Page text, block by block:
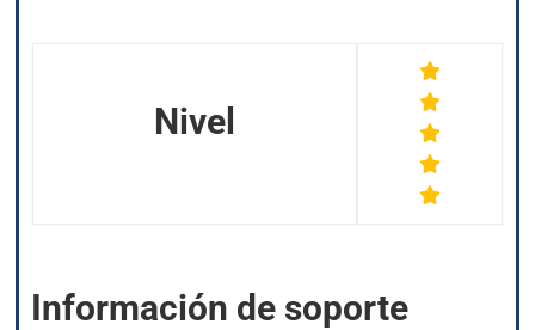
Nivel
Información de soporte